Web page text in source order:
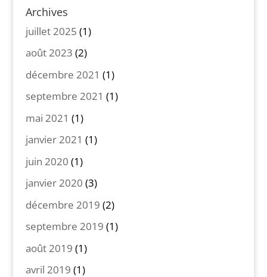
Archives
juillet 2025 (1)
août 2023 (2)
décembre 2021 (1)
septembre 2021 (1)
mai 2021 (1)
janvier 2021 (1)
juin 2020 (1)
janvier 2020 (3)
décembre 2019 (2)
septembre 2019 (1)
août 2019 (1)
avril 2019 (1)